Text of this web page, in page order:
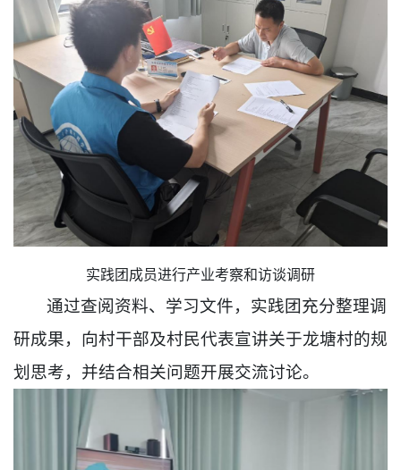
实践团成员进行产业考察和访谈调研
通过查阅资料、学习文件，实践团充分整理调
研成果，向村干部及村民代表宣讲关于龙塘村的规
划思考，并结合相关问题开展交流讨论。